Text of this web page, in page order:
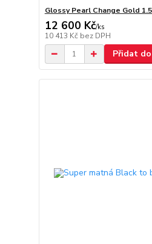
Glossy Pearl Change Gold
12 600 Kč/ks
10 413 Kč bez DPH
Přidat